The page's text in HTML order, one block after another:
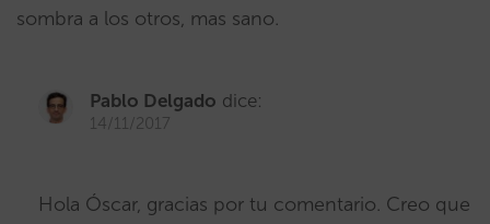
sombra a los otros, mas sano.
Pablo Delgado dice:
14/11/2017
Hola Óscar, gracias por tu comentario. Creo que